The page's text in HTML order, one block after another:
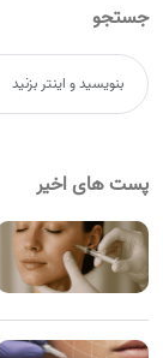
جستجو
پست های اخیر